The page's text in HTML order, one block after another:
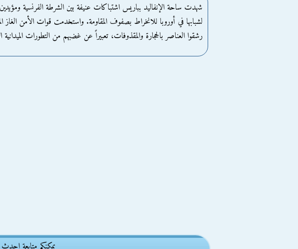
شهدت ساحة الإنفاليد بباريس اشتباكات عنيفة بين الشرطة الفرنسية
لشبابها في أوروبا للانخراط بصفوف المقاومة. واستخدمت قوات الأمن الغاز
رشقوا العناصر بالحجارة والمقذوفات، تعبيراً عن غضبهم من التطورات